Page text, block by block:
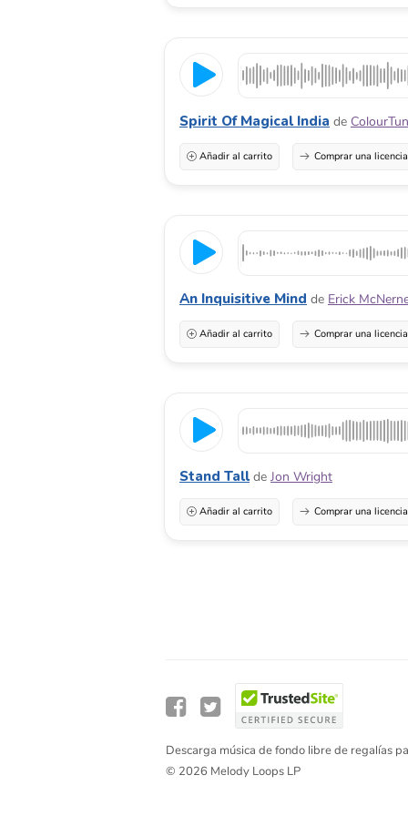
Spirit Of Magical India de
Añadir al carrito Comprar una licencia
An Inquisitive Mind de Erick
Añadir al carrito Comprar una licencia
Stand Tall de Jon Wright
Añadir al carrito Comprar una licencia
Descarga música de fondo libre de regalías
© 2026 Melody Loops LP